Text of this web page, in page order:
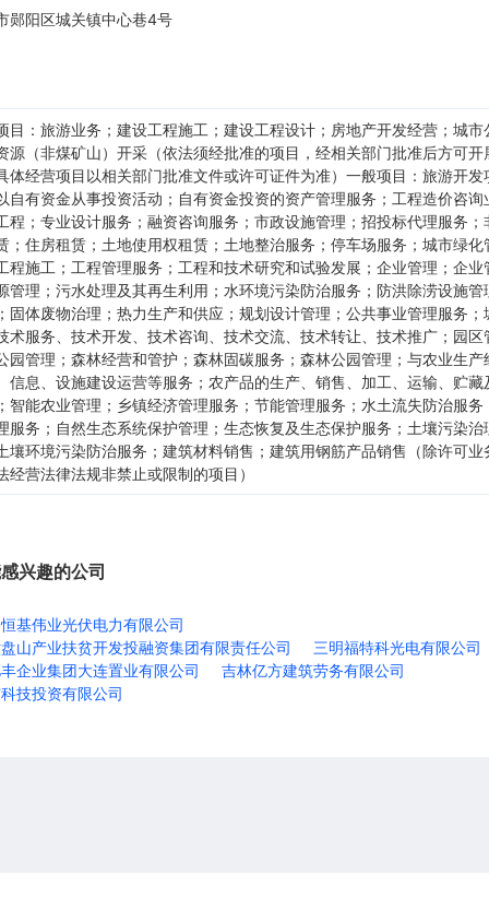
郧阳区城关镇中心巷4号
目：旅游业务；建设工程施工；建设工程设计；房地产开发经营；城市
源（非煤矿山）开采（依法须经批准的项目，经相关部门批准后方可开
体经营项目以相关部门批准文件或许可证件为准）一般项目：旅游开发
自有资金从事投资活动；自有资金投资的资产管理服务；工程造价咨询
程；专业设计服务；融资咨询服务；市政设施管理；招投标代理服务；
；住房租赁；土地使用权租赁；土地整治服务；停车场服务；城市绿化
程施工；工程管理服务；工程和技术研究和试验发展；企业管理；企业
管理；污水处理及其再生利用；水环境污染防治服务；防洪除涝设施管
固体废物治理；热力生产和供应；规划设计管理；公共事业管理服务；
术服务、技术开发、技术咨询、技术交流、技术转让、技术推广；园区
园管理；森林经营和管护；森林固碳服务；森林公园管理；与农业生产
信息、设施建设运营等服务；农产品的生产、销售、加工、运输、贮藏
智能农业管理；乡镇经济管理服务；节能管理服务；水土流失防治服务
服务；自然生态系统保护管理；生态恢复及生态保护服务；土壤污染治
壤环境污染防治服务；建筑材料销售；建筑用钢筋产品销售（除许可业
经营法律法规非禁止或限制的项目）
兴趣的公司
基伟业光伏电力有限公司
山产业扶贫开发投融资集团有限责任公司
三明福特科光电有限公司
企业集团大连置业有限公司
吉林亿方建筑劳务有限公司
技投资有限公司